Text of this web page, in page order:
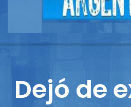
Reportajes
Dejó de